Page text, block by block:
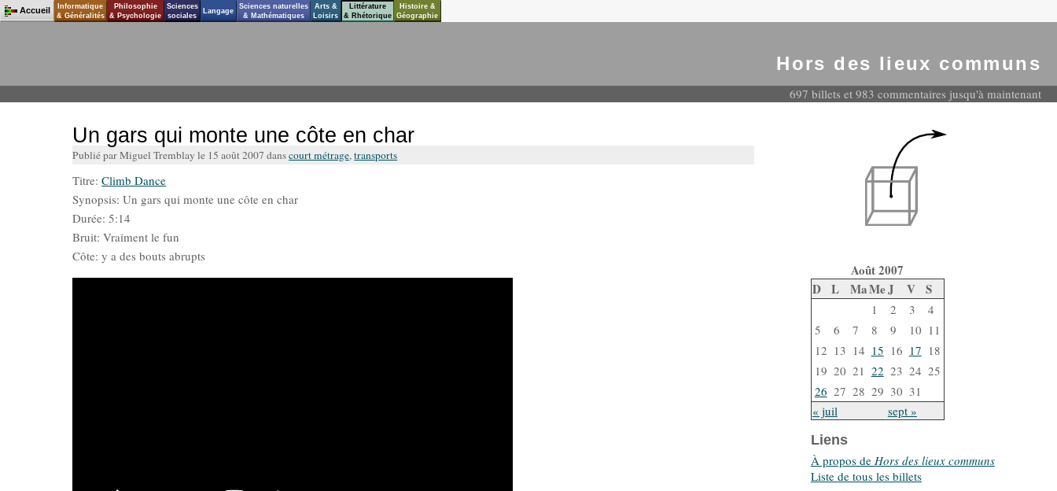
Hors des lieux communs
697 billets et 983 commentaires jusqu'à maintenant
Un gars qui monte une côte en char
Publié par Miguel Tremblay le 15 août 2007 danscourt métrage,transports
Titre:Climb Dance
Synopsis: Un gars qui monte une côte en char
Durée: 5:14
Bruit: Vraiment le fun
Côte: y a des bouts abrupts
Août 2007
D L MaMeJ V S
« juil sept »
1 2 3
4
5
6 7 8 9 10 11
12 13 14 15 16 17 18
19 20 21 22 23 24 25
26 27 28 29 30 31
Liens
À propos de Hors des lieux communs
Liste de tous les billets
Accueil
Informatique
& Généralités
Philosophie
& Psychologie
Sciences
sociales
Langage
Sciences naturelles
& Mathématiques
Arts &
Loisirs
Littérature
& Rhétorique
Histoire &
Géographie